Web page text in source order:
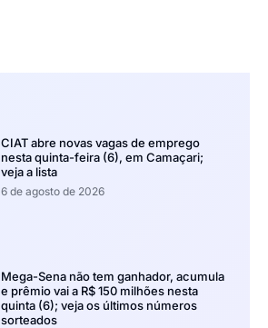
CIAT abre novas vagas de emprego
nesta quinta-feira (6), em Camaçari;
veja a lista
6 de agosto de 2026
Mega-Sena não tem ganhador, acumula
e prêmio vai a R$ 150 milhões nesta
quinta (6); veja os últimos números
sorteados